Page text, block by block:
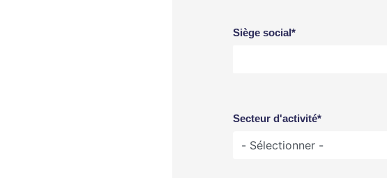
Siège social*
Secteur d'activité*